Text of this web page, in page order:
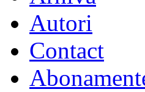
Autori
Contact